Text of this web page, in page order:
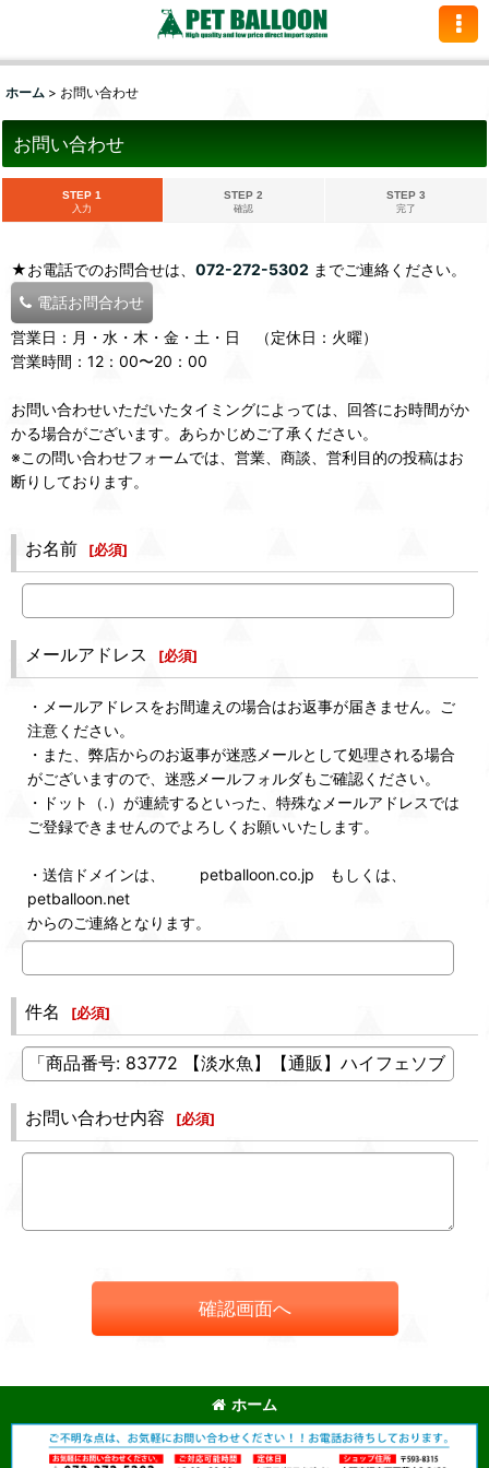
ホーム > お問い合わせ
お問い合わせ
STEP 1
入力
STEP 2
確認
STEP 3
完了
★お電話でのお問合せは、 072-272-5302 までご連絡ください。
電話お問合わせ
営業日：月・水・木・金・土・日 （定休日：火曜）
営業時間：12：00〜20：00
お問い合わせいただいたタイミングによっては、回答にお時間がか
かる場合がございます。あらかじめご了承ください。
※この問い合わせフォームでは、営業、商談、営利目的の投稿はお
断りしております。
お名前 [必須]
メールアドレス [必須]
・メールアドレスをお間違えの場合はお返事が届きません。ご
注意ください。
・また、弊店からのお返事が迷惑メールとして処理される場合
がございますので、迷惑メールフォルダもご確認ください。
・ドット（.）が連続するといった、特殊なメールアドレスでは
ご登録できませんのでよろしくお願いいたします。
・送信ドメインは、 petballoon.co.jp もしくは、
petballoon.net
からのご連絡となります。
件名 [必須]
お問い合わせ内容 [必須]
確認画面へ
ホーム